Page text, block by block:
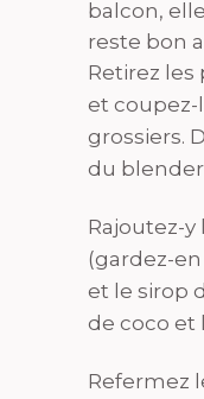
balcon,
reste bon
Retirez les
et coupez-
grossiers.
du
Rajoutez-
(gardez-
et le sirop
de coco et
Refermez